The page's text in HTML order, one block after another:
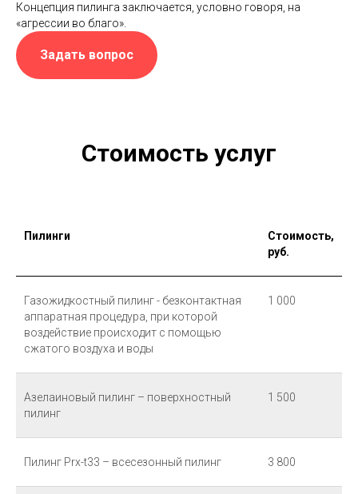
Концепция пилинга заключается, условно говоря, на
«агрессии во благо».
Задать вопрос
Стоимость услуг
Пилинги
Стоимость,
руб.
Газожидкостный пилинг - безконтактная
аппаратная процедура, при которой
воздействие происходит с помощью
сжатого воздуха и воды
1 000
Азелаиновый пилинг – поверхностный
пилинг
1 500
Пилинг Prx-t33 – всесезонный пилинг 3 800